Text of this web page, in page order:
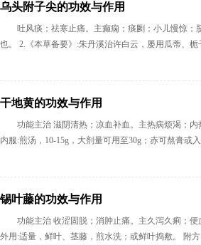
乌头附子尖的功效与作用
吐风痰；祛寒止痛。主癫痫；痰劂；小儿慢惊
也。 2.《本草备要》:朱丹溪治许白云，屡用瓜蒂、
干地黄的功效与作用
功能主治 滋阴清热；凉血补血。主热病烦渴；
内服:煎汤，10-15g，大剂量可用至30g；赤可熬膏或
锡叶藤的功效与作用
功能主治 收涩固脱；消肿止痛。主久泻久痢；
外用:适量，鲜叶、茎藤，煎水洗；或鲜叶捣敷。 附方